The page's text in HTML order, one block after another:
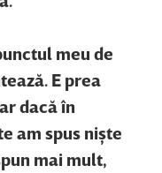
meu de
E prea
dacă în
am spus nişte
mai mult,